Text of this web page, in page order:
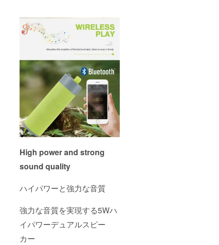
High power and strong
sound quality
ハイパワーと強力な音質
強力な音質を実現する5Wハ
イパワーデュアルスピー
カー